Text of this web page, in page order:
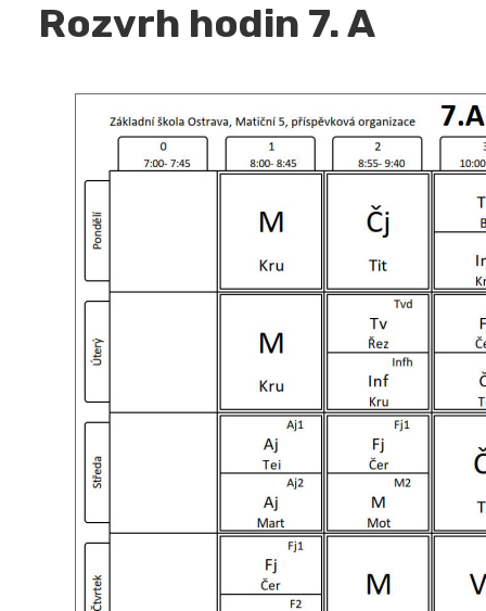
Rozvrh hodin 7. A